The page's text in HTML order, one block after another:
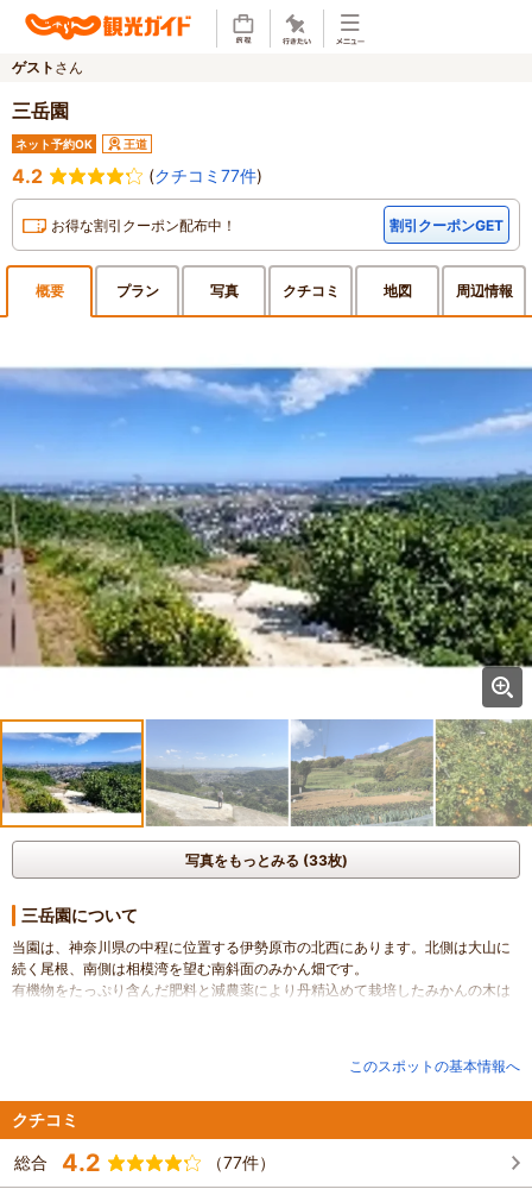
ゲスト さん
三岳園
ネット予約OK 王道
4.2 (クチコミ77件)
お得な割引クーポン配布中！ 割引クーポンGET
概要 プラン 写真 クチコミ 地図 周辺情報
写真をもっとみる (33枚)
三岳園について
当園は、神奈川県の中程に位置する伊勢原市の北西にあります。北側は大山に
続く尾根、南側は相模湾を望む南斜面のみかん畑です。
有機物をたっぷり含んだ肥料と減農薬により丹精込めて栽培したみかんの木は
みかん狩りは、9月初旬極早生みかんで開始です。10月初旬からは早生みかん
の宮川早生で、相模湾の眺望と花畑で人気の山の上みかん園と駐車場から80ｍ
程度のふもとのみかん園で本格的に開始です。早生みかんが少なくなった場
合、青島みかんの畑を追加開放しております。
このスポットの基本情報へ
クチコミ
総合 4.2 （77件）